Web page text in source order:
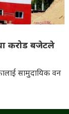
करोड बजेटले
सामुदायिक वन